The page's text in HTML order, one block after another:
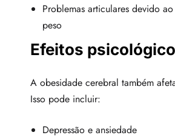
Problemas articulares devido
peso
Efeitos
A obesidade cerebral também
Isso pode incluir:
Depressão e ansiedade